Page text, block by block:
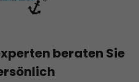
beraten Sie